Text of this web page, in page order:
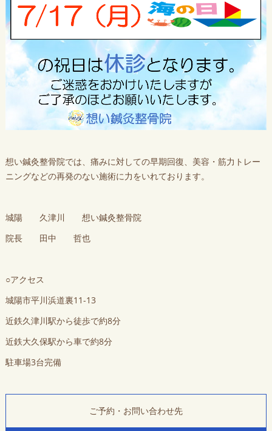
想い鍼灸整骨院では、痛みに対しての早期回復、美容・筋力トレー
ニングなどの再発のない施術に力をいれております。
城陽 久津川 想い鍼灸整骨院
院長 田中 哲也
○アクセス
城陽市平川浜道裏11-13
近鉄久津川駅から徒歩で約8分
近鉄大久保駅から車で約8分
駐車場3台完備
ご予約・お問い合わせ先